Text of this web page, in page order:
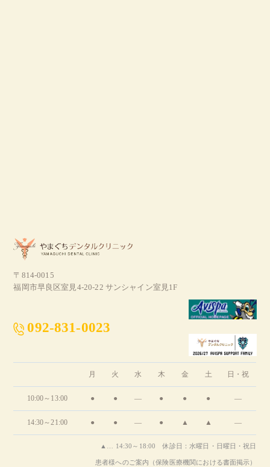
〒814-0015
福岡市早良区室見4-20-22 サンシャイン室見1F
092-831-0023
月 火 水 木 金 土 日・祝
10:00～13:00 ● ● ― ● ● ● ―
14:30～21:00 ● ● ― ● ▲ ▲ ―
▲… 14:30～18:00 休診日：水曜日・日曜日・祝日
患者様へのご案内（保険医療機関における書面掲示）